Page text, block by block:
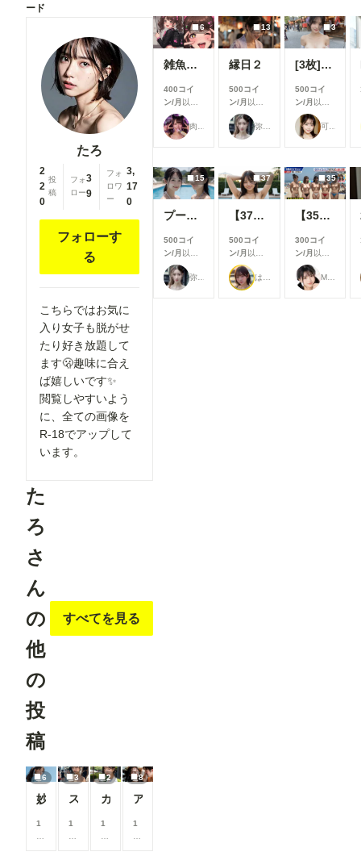
ード
たろ
2
2
0
投
稿
フォ
ロー
3
9
フォ
ロワ
ー
3,
17
0
フォローす
る
こちらではお気に
入り女子も脱がせ
たり好き放題して
ます🫢趣味に合え
ば嬉しいです✨
閲覧しやすいよう
に、全ての画像を
R-18でアップして
います。
た
ろ
さ
ん
の
他
の
投
稿
すべてを見る
6
1
3
1
2
1
8
1
6
雑魚メスガキ
400コイ
ン/月 以上
支援すると
見ることが
できます
肉便器製造機
13
縁日２
500コイ
ン/月 以上
支援すると
見ることが
できます
弥太郎
3
[3枚]夏祭り会場で恥ずかしい格好をしちゃう清楚系美女
500コイ
ン/月 以上
支援すると
見ることが
できます
可愛い女の子のAIグラビア写真集
15
プールで撮影４
500コイ
ン/月 以上
支援すると
見ることが
できます
弥太郎
37
【37枚】未処理腋見せプール足コキ
500コイ
ン/月 以上
支援すると
見ることが
できます
はや太郎
35
【35枚】露出教の海水浴（宗派：Grok）
300コイ
ン/月 以上
支援すると
見ることが
できます
M96（むくろ）